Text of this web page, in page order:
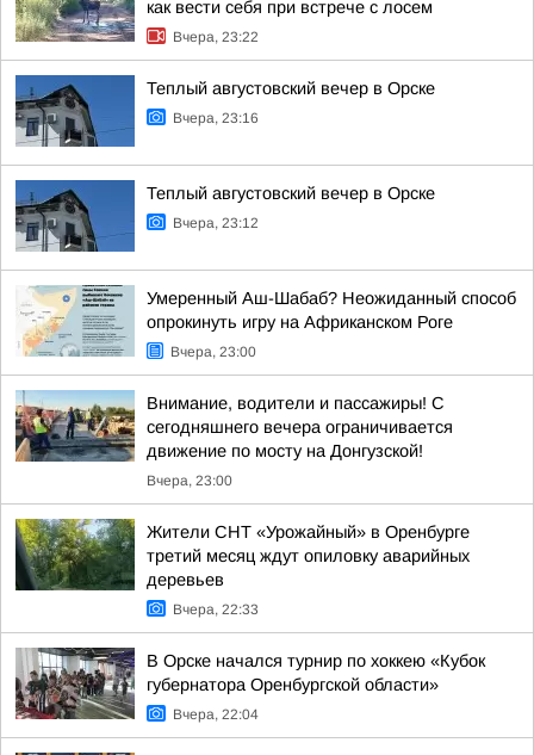
как вести себя при встрече с лосем
Вчера, 23:22
Теплый августовский вечер в Орске
Вчера, 23:16
Теплый августовский вечер в Орске
Вчера, 23:12
Умеренный Аш-Шабаб? Неожиданный способ
опрокинуть игру на Африканском Роге
Вчера, 23:00
Внимание, водители и пассажиры! С
сегодняшнего вечера ограничивается
движение по мосту на Донгузской!
Вчера, 23:00
Жители СНТ «Урожайный» в Оренбурге
третий месяц ждут опиловку аварийных
деревьев
Вчера, 22:33
В Орске начался турнир по хоккею «Кубок
губернатора Оренбургской области»
Вчера, 22:04